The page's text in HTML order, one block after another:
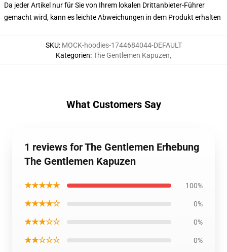
Da jeder Artikel nur für Sie von Ihrem lokalen Drittanbieter-Führer
gemacht wird, kann es leichte Abweichungen in dem Produkt erhalten
SKU: MOCK-hoodies-1744684044-DEFAULT
Kategorien:The Gentlemen Kapuzen,
What Customers Say
1 reviews for The Gentlemen Erhebung
The Gentlemen Kapuzen
★★★★★ 100%
★★★★☆ 0%
★★★☆☆ 0%
★★☆☆☆ 0%